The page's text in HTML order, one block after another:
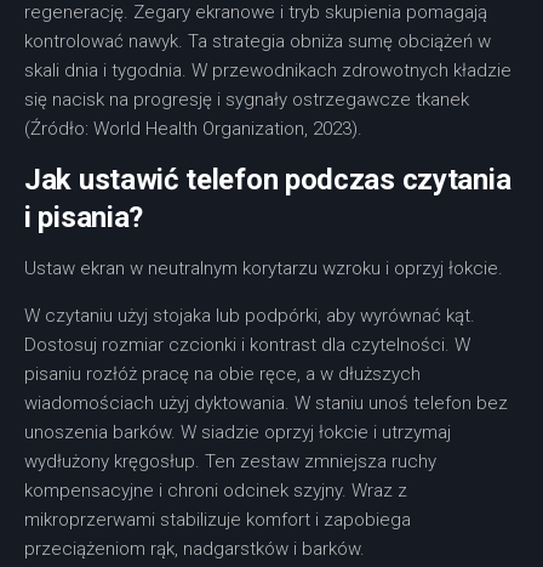
regenerację. Zegary ekranowe i tryb skupienia pomagają
kontrolować nawyk. Ta strategia obniża sumę obciążeń w
skali dnia i tygodnia. W przewodnikach zdrowotnych kładzie
się nacisk na progresję i sygnały ostrzegawcze tkanek
(Źródło: World Health Organization, 2023).
Jak ustawić telefon podczas czytania
i pisania?
Ustaw ekran w neutralnym korytarzu wzroku i oprzyj łokcie.
W czytaniu użyj stojaka lub podpórki, aby wyrównać kąt.
Dostosuj rozmiar czcionki i kontrast dla czytelności. W
pisaniu rozłóż pracę na obie ręce, a w dłuższych
wiadomościach użyj dyktowania. W staniu unoś telefon bez
unoszenia barków. W siadzie oprzyj łokcie i utrzymaj
wydłużony kręgosłup. Ten zestaw zmniejsza ruchy
kompensacyjne i chroni odcinek szyjny. Wraz z
mikroprzerwami stabilizuje komfort i zapobiega
przeciążeniom rąk, nadgarstków i barków.